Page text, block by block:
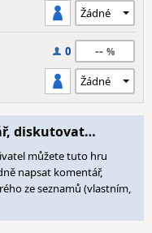
0 --
diskutovat…
můžete tuto hru
napsat komentář,
ze seznamů (vlastním,